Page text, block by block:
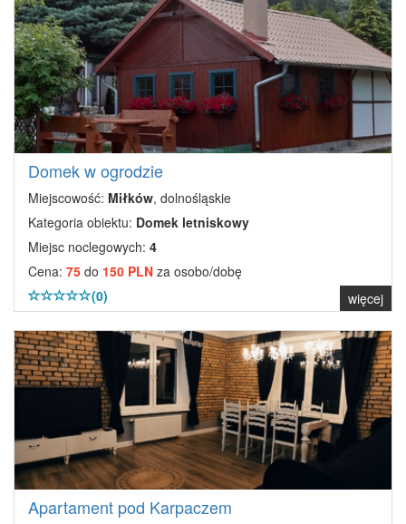
Domek w ogrodzie
Miejscowość: Miłków, dolnośląskie
Kategoria obiektu: Domek letniskowy
Miejsc noclegowych: 4
Cena: 75 do 150 PLN za osobo/dobę
(0)
więcej
Apartament pod Karpaczem